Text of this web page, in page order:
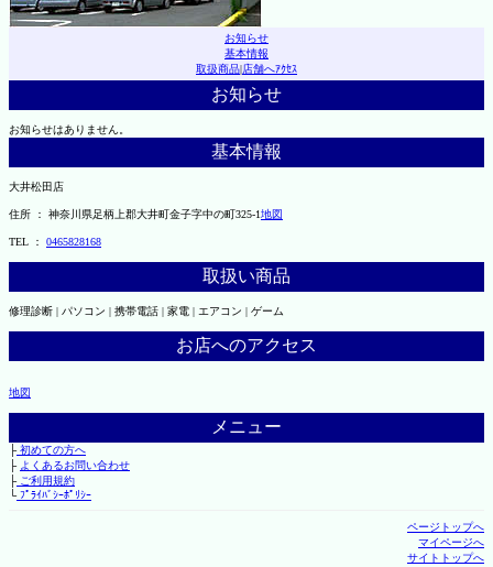
お知らせ
基本情報
取扱商品|店舗へｱｸｾｽ
お知らせ
お知らせはありません。
基本情報
大井松田店
住所 ： 神奈川県足柄上郡大井町金子字中の町325-1地図
TEL ： 0465828168
取扱い商品
修理診断 | パソコン | 携帯電話 | 家電 | エアコン | ゲーム
お店へのアクセス
地図
メニュー
├初めての方へ
├ よくあるお問い合わせ
├ご利用規約
└ﾌﾟﾗｲﾊﾞｼｰﾎﾟﾘｼｰ
ページトップへ
マイページへ
サイトトップへ